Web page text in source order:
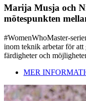
Marija Musja och
mötespunkten
#WomenWhoMaster-
inom teknik arbetar för
färdigheter och
MER